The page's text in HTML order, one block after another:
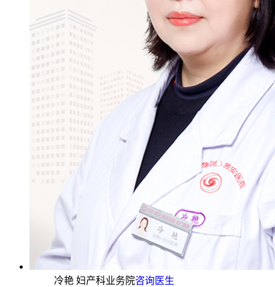
冷艳 妇产科业务院咨询医生